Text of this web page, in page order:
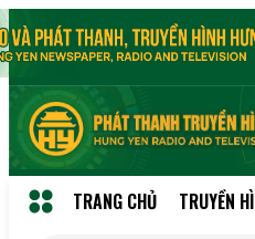
TRANG CHỦ TRUYỀN